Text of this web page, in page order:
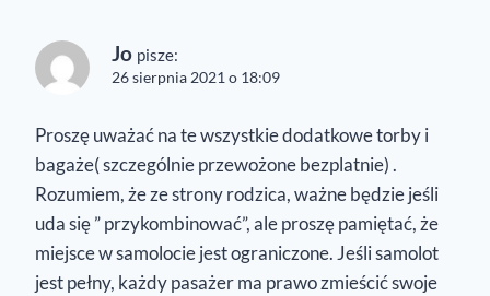
Jo pisze:
26 sierpnia 2021 o 18:09
Proszę uważać na te wszystkie dodatkowe torby i
bagaże( szczególnie przewożone bezplatnie) .
Rozumiem, że ze strony rodzica, ważne będzie jeśli
uda się ” przykombinować”, ale proszę pamiętać, że
miejsce w samolocie jest ograniczone. Jeśli samolot
jest pełny, każdy pasażer ma prawo zmieścić swoje